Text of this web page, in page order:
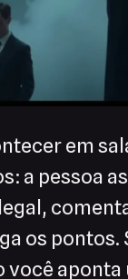
em
a pessoa
os pontos.
você aponta